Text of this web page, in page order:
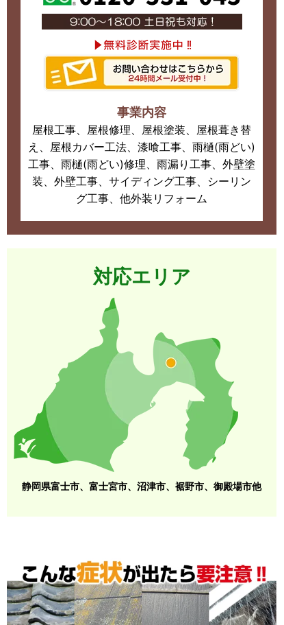
事業内容
屋根工事、屋根修理、屋根塗装、屋根葺き替
え、屋根カバー工法、漆喰工事、雨樋(雨どい)
工事、雨樋(雨どい)修理、雨漏り工事、外壁塗
装、外壁工事、サイディング工事、シーリン
グ工事、他外装リフォーム
対応エリア
静岡県富士市、富士宮市、沼津市、裾野市、御殿場市他